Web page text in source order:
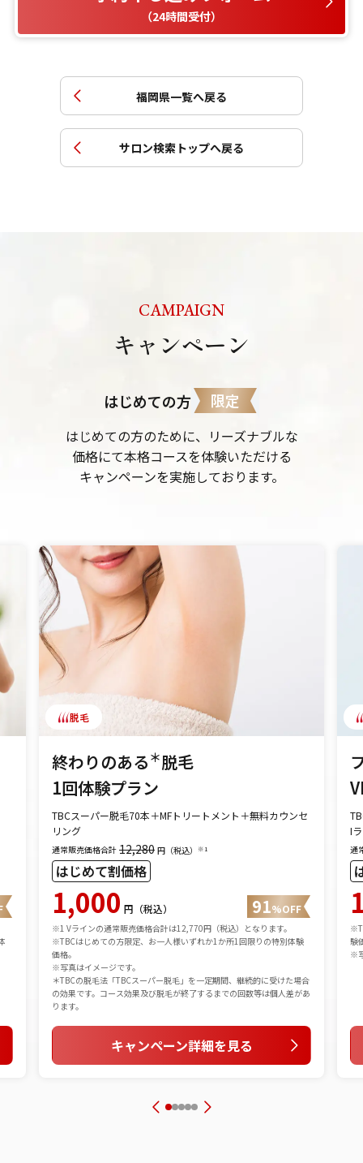
（24時間受付）
福岡県一覧へ戻る
サロン検索トップへ戻る
CAMPAIGN
キャンペーン
はじめての方 限定
はじめての方のために、リーズナブルな
価格にて本格コースを体験いただける
キャンペーンを実施しております。
脱毛
終わりのある＊脱毛
1回体験プラン
TBCスーパー脱毛70本＋MFトリートメント＋無料カウンセ
リング
通常販売価格合計 12,280 円（税込） ※1
はじめて割価格
1,000 円（税込） 91%OFF
※1 Vラインの通常販売価格合計は12,770円（税込）となります。
※TBCはじめての方限定、お一人様いずれか1か所1回限りの特別体験
価格。
※写真はイメージです。
＊TBCの脱毛法「TBCスーパー脱毛」を一定期間、継続的に受けた場合
の効果です。コース効果及び脱毛が終了するまでの回数等は個人差があ
ります。
キャンペーン詳細を見る
I
通
験
※